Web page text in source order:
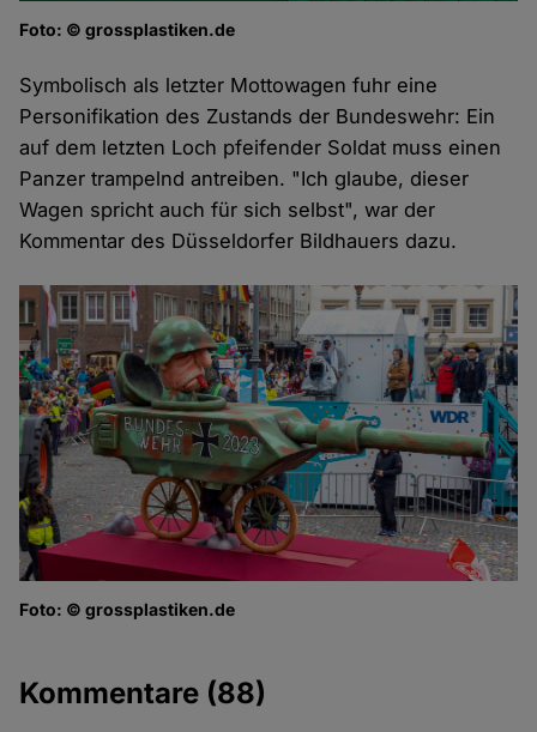
Foto: © grossplastiken.de
Symbolisch als letzter Mottowagen fuhr eine
Personifikation des Zustands der Bundeswehr: Ein
auf dem letzten Loch pfeifender Soldat muss einen
Panzer trampelnd antreiben. "Ich glaube, dieser
Wagen spricht auch für sich selbst", war der
Kommentar des Düsseldorfer Bildhauers dazu.
Foto: © grossplastiken.de
Kommentare (88)